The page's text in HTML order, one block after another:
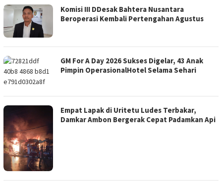
Komisi III DDesak Bahtera Nusantara
Beroperasi Kembali Pertengahan Agustus
GM For A Day 2026 Sukses Digelar, 43 Anak
Pimpin OperasionalHotel Selama Sehari
Empat Lapak di Uritetu Ludes Terbakar,
Damkar Ambon Bergerak Cepat Padamkan Api